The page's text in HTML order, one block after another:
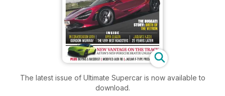
The latest issue of Ultimate Supercar is now available to
download.